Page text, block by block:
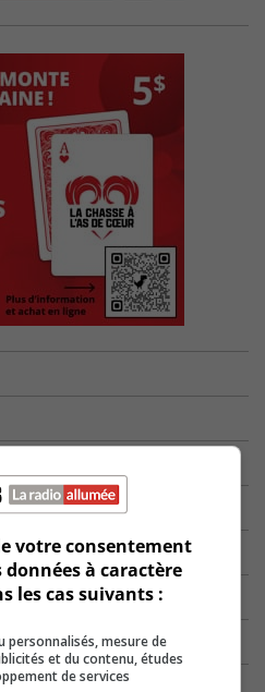
votre consentement
à caractère
les cas suivants :
personnalisés, mesure de
et du contenu, études
de services